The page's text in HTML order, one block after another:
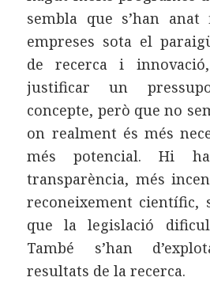
sembla que s’han anat
empreses sota el
de recerca i
justificar un
concepte, però que no
on realment és més
més potencial. Hi
transparència, més
reconeixement científic,
que la legislació
També s’han
resultats de la recerca.